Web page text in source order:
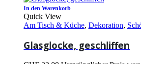
In den Warenkorb
Quick View
Am Tisch & Küche, Dekoration,
Glasglocke, geschliffen